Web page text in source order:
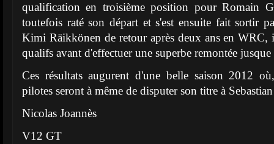
qualification en troisième position pour Romain
toutefois raté son départ et s'est ensuite fait sortir
Kimi Räikkönen de retour après deux ans en WRC,
qualifs avant d'effectuer une superbe remontée
Ces résultats augurent d'une belle saison 2012
pilotes seront à même de disputer son titre à
Nicolas Joannès
V12 GT